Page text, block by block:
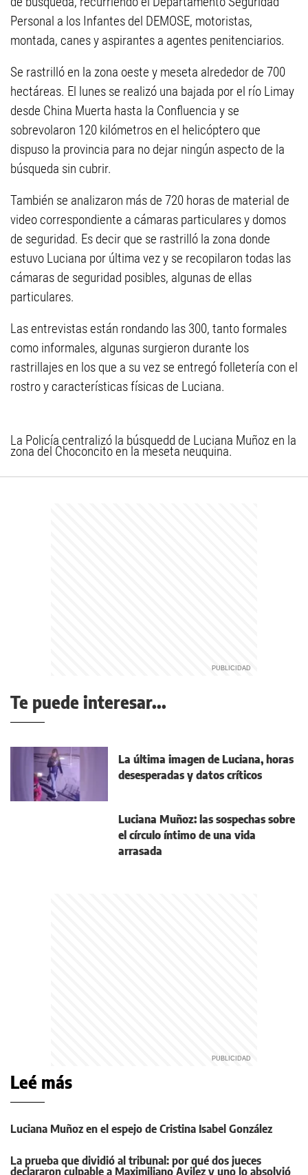
Personal a los Infantes del DEMOSE, motoristas,
montada, canes y aspirantes a agentes penitenciarios.
Se rastrilló en la zona oeste y meseta alrededor de 700
hectáreas. El lunes se realizó una bajada por el río Limay
desde China Muerta hasta la Confluencia y se
sobrevolaron 120 kilómetros en el helicóptero que
dispuso la provincia para no dejar ningún aspecto de la
búsqueda sin cubrir.
También se analizaron más de 720 horas de material de
video correspondiente a cámaras particulares y domos
de seguridad. Es decir que se rastrilló la zona donde
estuvo Luciana por última vez y se recopilaron todas las
cámaras de seguridad posibles, algunas de ellas
particulares.
Las entrevistas están rondando las 300, tanto formales
como informales, algunas surgieron durante los
rastrillajes en los que a su vez se entregó folletería con el
rostro y características físicas de Luciana.
La Policía centralizó la búsquedd de Luciana Muñoz en la
zona del Choconcito en la meseta neuquina.
Te puede interesar...
La última imagen de Luciana, horas
desesperadas y datos críticos
Luciana Muñoz: las sospechas sobre
el círculo íntimo de una vida
arrasada
Leé más
Luciana Muñoz en el espejo de Cristina Isabel González
La prueba que dividió al tribunal: por qué dos jueces
declararon culpable a Maximiliano Avilez y uno lo absolvió